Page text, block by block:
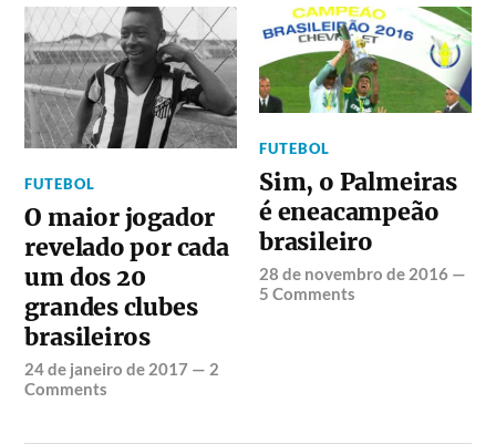
FUTEBOL
O maior jogador
revelado por cada
um dos 20
grandes clubes
brasileiros
24 de janeiro de 2017 — 2
Comments
FUTEBOL
Sim, o Palmeiras
é eneacampeão
brasileiro
28 de novembro de 2016 —
5 Comments